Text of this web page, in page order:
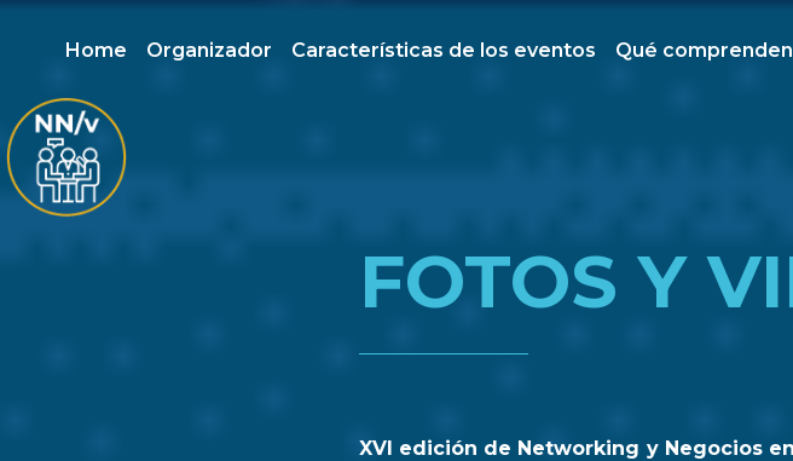
Home Organizador Características de los eventos Qué
FOTOS Y
XVI edición de Networking y Negocios